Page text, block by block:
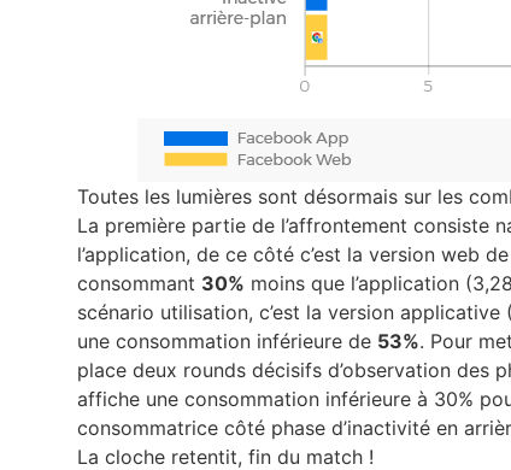
Toutes les lumières sont désormais sur les
La première partie de l’affrontement consiste
l’application, de ce côté c’est la version web
consommant 30% moins que l’application
scénario utilisation, c’est la version applicative
une consommation inférieure de 53%. Pour
place deux rounds décisifs d’observation des
affiche une consommation inférieure à 30%
consommatrice côté phase d’inactivité en
La cloche retentit, fin du match !